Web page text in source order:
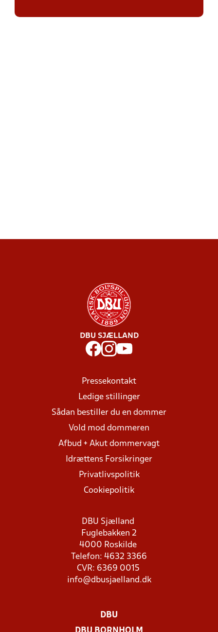
DBU SJÆLLAND
Pressekontakt
Ledige stillinger
Sådan bestiller du en dommer
Vold mod dommeren
Afbud + Akut dommervagt
Idrættens Forsikringer
Privatlivspolitik
Cookiepolitik
DBU Sjælland
Fuglebakken 2
4000 Roskilde
Telefon: 4632 3366
CVR: 6369 0015
info@dbusjaelland.dk
DBU